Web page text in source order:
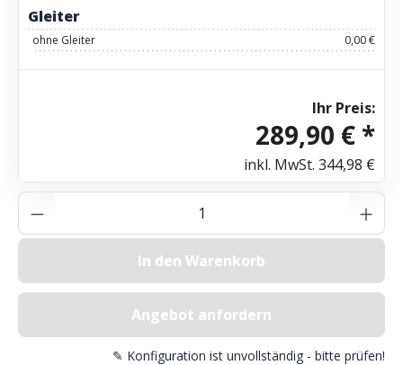
Gleiter
ohne Gleiter 0,00 €
Ihr Preis:
289,90 € *
inkl. MwSt. 344,98 €
Produkt Anzahl: Gib den gewünschten
In den Warenkorb
Angebot anfordern
✎ Konfiguration ist unvollständig - bitte prüfen!